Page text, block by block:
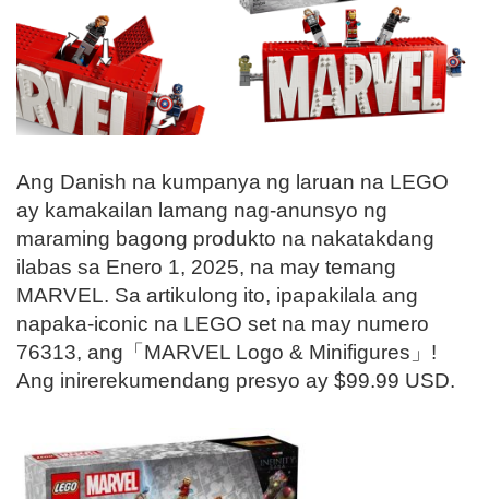
Ang Danish na kumpanya ng laruan na LEGO
ay kamakailan lamang nag-anunsyo ng
maraming bagong produkto na nakatakdang
ilabas sa Enero 1, 2025, na may temang
MARVEL. Sa artikulong ito, ipapakilala ang
napaka-iconic na LEGO set na may numero
76313, ang「MARVEL Logo & Minifigures」!
Ang inirerekumendang presyo ay $99.99 USD.